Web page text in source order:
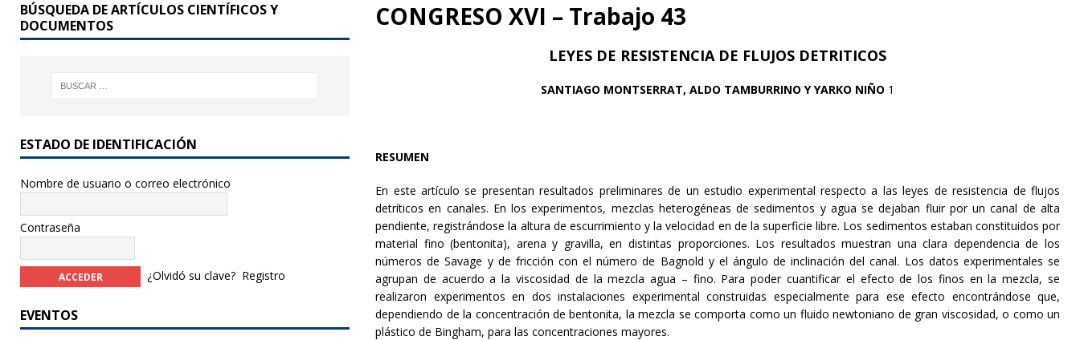
CONGRESO XVI – Trabajo 43
LEYES DE RESISTENCIA DE FLUJOS DETRITICOS
SANTIAGO MONTSERRAT, ALDO TAMBURRINO Y YARKO NIÑO 1
RESUMEN
En este artículo se presentan resultados preliminares de un estudio experimental respecto a las leyes de resistencia de flujos
detríticos en canales. En los experimentos, mezclas heterogéneas de sedimentos y agua se dejaban fluir por un canal de alta
pendiente, registrándose la altura de escurrimiento y la velocidad en de la superficie libre. Los sedimentos estaban constituidos por
material fino (bentonita), arena y gravilla, en distintas proporciones. Los resultados muestran una clara dependencia de los
números de Savage y de fricción con el número de Bagnold y el ángulo de inclinación del canal. Los datos experimentales se
agrupan de acuerdo a la viscosidad de la mezcla agua – fino. Para poder cuantificar el efecto de los finos en la mezcla, se
realizaron experimentos en dos instalaciones experimental construidas especialmente para ese efecto encontrándose que,
dependiendo de la concentración de bentonita, la mezcla se comporta como un fluido newtoniano de gran viscosidad, o como un
plástico de Bingham, para las concentraciones mayores.
BÚSQUEDA DE ARTÍCULOS CIENTÍFICOS Y
DOCUMENTOS
ESTADO DE IDENTIFICACIÓN
Nombre de usuario o correo electrónico
Contraseña
¿Olvidó su clave? Registro
EVENTOS